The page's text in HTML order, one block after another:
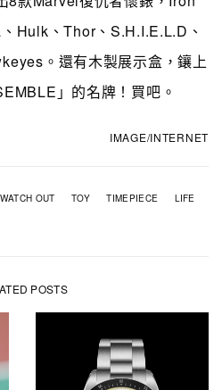
Hulk、Thor、S.H.I.E.L.D、
。還有木製展示盒，鑲上
」的名牌！買吧。
IMAGE/INTERNET
WATCH OUT TOY TIMEPIECE LIFE
POSTS